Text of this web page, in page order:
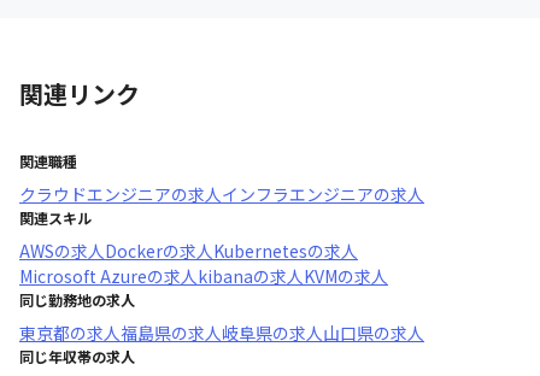
関連リンク
関連職種
クラウドエンジニアの求人インフラエンジニアの求人
関連スキル
AWSの求人Dockerの求人Kubernetesの求人
Microsoft Azureの求人kibanaの求人KVMの求人
同じ勤務地の求人
東京都の求人福島県の求人岐阜県の求人山口県の求人
同じ年収帯の求人